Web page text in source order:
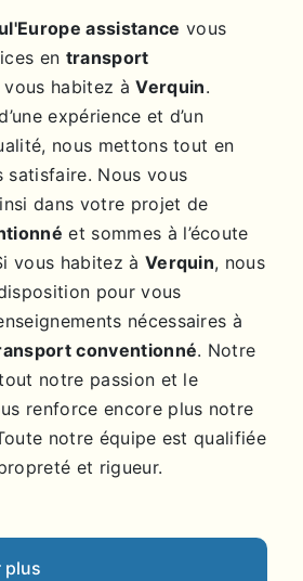
assistance vous
en transport
vous habitez àVerquin.
expérience et d’un
nous mettons tout en
satisfaire. Nous vous
dans votre projet de
et sommes à l’écoute
vous habitez à Verquin, nous
pour vous
nécessaires à
conventionné. Notre
notre passion et le
renforce encore plus notre
notre équipe est qualifiée
et rigueur.
plus